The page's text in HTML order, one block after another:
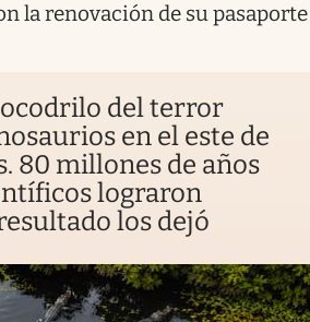
la renovación de su pasaporte
del terror
en el este de
80 millones de años
lograron
los dejó